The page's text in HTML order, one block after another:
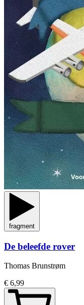
fragment
De beleefde rover
Thomas Brunstrøm
€ 6,99